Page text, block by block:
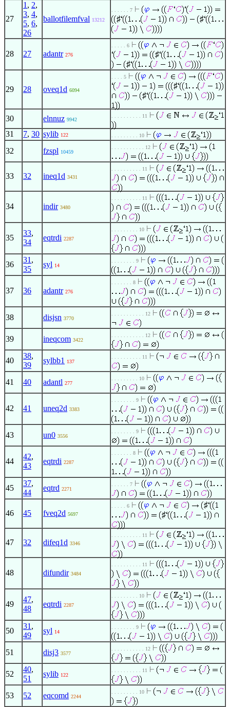
27
1 , 2,
3, 4,
5, 6,
26
ballotfilemfval 13212
. . . . . . 7
♯ ♯
28 27 adantr 276
. . . . . 6
♯
♯
29 28 oveq1d 6094
. . . . 5
♯
♯
30 elnnuz 9942
. . . . . . . . . . 11
31 7, 30 sylib 122 . . . . . . . . . 10
32 fzspl 10459
. . . . . . . . . . . 12
33 32 ineq1d 3431
. . . . . . . . . . 11
34 indir 3480
. . . . . . . . . . 11
35
33,
34
eqtrdi 2287
. . . . . . . . . 10
36
31 ,
35
syl 14
. . . . . . . . 9
37 36 adantr 276
. . . . . . . 8
38 disjsn 3770
. . . . . . . . . . . 12
39 ineqcom 3422
. . . . . . . . . . . 12
40
38,
39
sylbb1 137
. . . . . . . . . . 11
41 40 adantl 277
. . . . . . . . . 10
42 41 uneq2d 3383
. . . . . . . . 9
43 un0 3556
. . . . . . . . 9
44
42,
43
eqtrdi 2287
. . . . . . . 8
45
37,
44
eqtrd 2271
. . . . . . 7
46 45 fveq2d 5697
. . . . . 6
♯
♯
47 32 difeq1d 3346
. . . . . . . . . . 11
48 difundir 3484
. . . . . . . . . . 11
49
47,
48
eqtrdi 2287
. . . . . . . . . 10
50
31 ,
49
syl 14
. . . . . . . . 9
51 disj3 3577
. . . . . . . . . . . 12
52
40,
51
sylib 122
. . . . . . . . . . 11
53 52 eqcomd 2244
. . . . . . . . . 10